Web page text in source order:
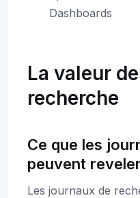
Dashboards
La valeur
recherche
Ce que les
peuvent reveler
Les journaux de